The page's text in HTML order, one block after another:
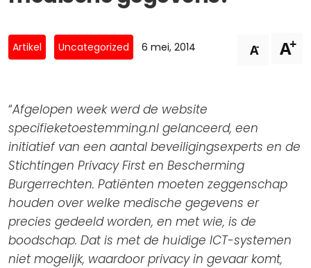
SpecifiekeToestemming.nl
Contact
ANBI Status
Playlist
Artikel Uncategorized 6 mei, 2014 A- A+
“Afgelopen week werd de website
specifieketoestemming.nl gelanceerd, een
initiatief van een aantal beveiligingsexperts en de
Stichtingen Privacy First en Bescherming
Burgerrechten. Patiënten moeten zeggenschap
houden over welke medische gegevens er
precies gedeeld worden, en met wie, is de
boodschap. Dat is met de huidige ICT-systemen
niet mogelijk, waardoor privacy in gevaar komt,